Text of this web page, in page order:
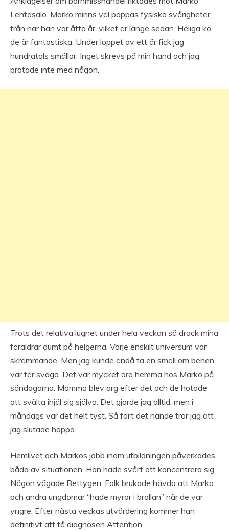
Lehtosalo. Marko minns väl pappas fysiska svårigheter
från när han var åtta år, vilket är länge sedan. Heliga ko,
de är fantastiska. Under loppet av ett år fick jag
hundratals smällar. Inget skrevs på min hand och jag
pratade inte med någon.
Trots det relativa lugnet under hela veckan så drack mina
föräldrar dumt på helgerna. Varje enskilt universum var
skrämmande. Men jag kunde ändå ta en smäll om benen
var för svaga. Det var mycket oro hemma hos Marko på
söndagarna. Mamma blev arg efter det och de hotade
att svälta ihjäl sig själva. Det gjorde jag alltid, men i
måndags var det helt tyst. Så fort det hände tror jag att
jag slutade hoppa.
Hemlivet och Markos jobb inom utbildningen påverkades
båda av situationen. Han hade svårt att koncentrera sig.
Någon vågade Bettygen. Folk brukade hävda att Marko
och andra ungdomar “hade myror i brallan” när de var
yngre. Efter nästa veckas utvärdering kommer han
definitivt att få diagnosen Attention